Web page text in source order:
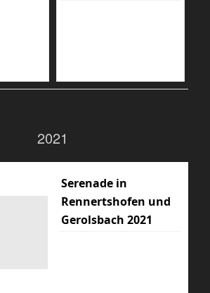
2021
Serenade in
Rennertshofen und
Gerolsbach 2021